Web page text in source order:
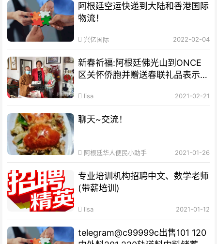
阿根廷空运快递到大陆和香港国际
物流！
兴亿国际 2022-02-04
新春祈福:阿根廷佛光山到ONCE
区关怀侨胞并赠送春联礼品表示祝
lisa 2021-02-21
聊天~交流！
阿根廷华人便民小助手 2021-01-26
专业培训机构​招聘中文、数学老师
(带薪培训)
lisa 2021-01-12
telegram@c99999c出售101 120